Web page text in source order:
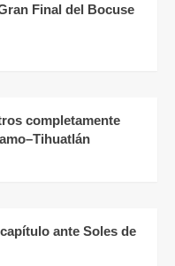
Final del Bocuse
completamente
ante Soles de